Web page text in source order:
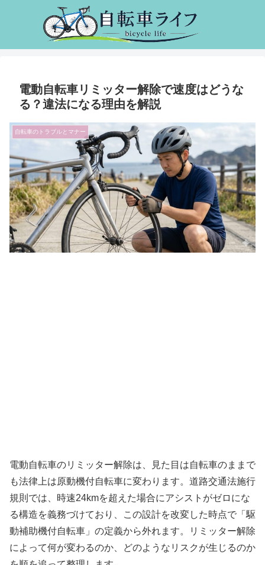
電動自転車リミッター解除で速度はどうな
る？違法になる理由を解説
自転車のトラブルとマナー
電動自転車のリミッター解除は、見た目は自転車のままで
も法律上は原動機付自転車に変わります。道路交通法施行
規則では、時速24kmを超えた場合にアシストがゼロにな
る構造を義務づけており、この設計を改変した時点で「駆
動補助機付自転車」の定義から外れます。リミッター解除
によって何が変わるのか、どのようなリスクが生じるのか